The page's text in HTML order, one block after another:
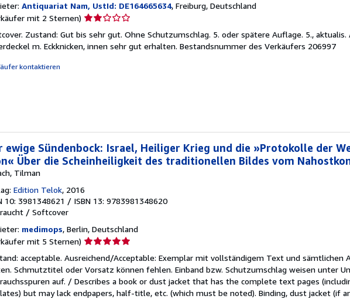
Antiquariat Nam, UstId: DE164665634, Freiburg, Deutschland
mit 2 Sternen) Verkäuferbewertung
von
5
Zustand: Gut bis sehr gut. Ohne Schutzumschlag. 5. oder spätere Auflage. 5., aktualis.
m. Eckknicken, innen sehr gut erhalten. Bestandsnummer des Verkäufers 206997
kontaktieren
ewige Sündenbock: Israel, Heiliger Krieg und die »Protokolle der
Über die Scheinheiligkeit des traditionellen Bildes vom
Tilman
Edition Telok, 2016
10: 3981348621 / ISBN 13: 9783981348620
/ Softcover
medimops, Berlin, Deutschland
mit 5 Sternen) Verkäuferbewertung
von
5
Sternen
acceptable. Ausreichend/Acceptable: Exemplar mit vollständigem Text und sämtlichen
Schmutztitel oder Vorsatz können fehlen. Einband bzw. Schutzumschlag weisen unter
auf. / Describes a book or dust jacket that has the complete text pages
but may lack endpapers, half-title, etc. (which must be noted). Binding, dust jacket (if